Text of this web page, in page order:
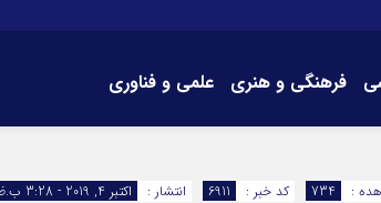
فرهنگی و هنری علمی و فناوری
انتشار :
اکتبر 4, 2019 - 3:28 ب.ظ کد خبر : 6911 :
734